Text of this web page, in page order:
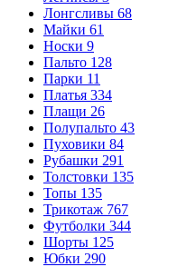
Лонгсливы 68
Майки 61
Носки 9
Пальто 128
Парки 11
Платья 334
Плащи 26
Полупальто 43
Пуховики 84
Рубашки 291
Толстовки 135
Топы 135
Трикотаж 767
Футболки 344
Шорты 125
Юбки 290